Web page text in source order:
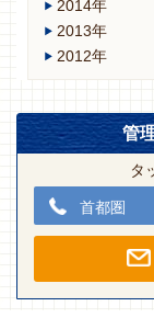
2014年
2013年
2012年
管
タ
首都圏